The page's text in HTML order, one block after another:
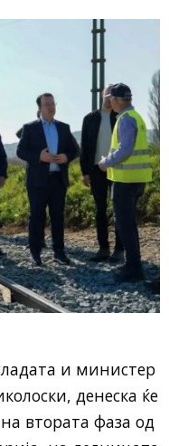
и министер
денеска ќе
втората фаза од